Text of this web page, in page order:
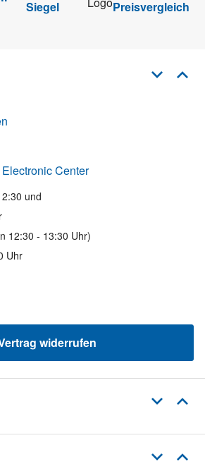
Center
und
12:30 - 13:30 Uhr)
Uhr
widerrufen